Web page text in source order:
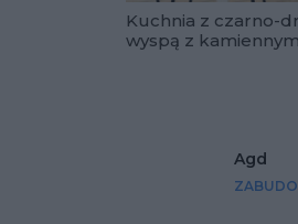
Kuchnia z czarno-
wyspą z
Agd